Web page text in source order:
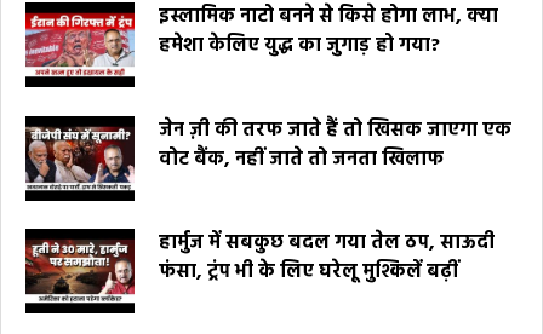
इस्लामिक नाटो बनने से किसे होगा लाभ, क्या
हमेशा केलिए युद्ध का जुगाड़ हो गया?
जेन ज़ी की तरफ जाते हैं तो खिसक जाएगा एक
वोट बैंक, नहीं जाते तो जनता खिलाफ
हार्मुज में सबकुछ बदल गया तेल ठप, साऊदी
फंसा, ट्रंप भी के लिए घरेलू मुश्किलें बढ़ीं